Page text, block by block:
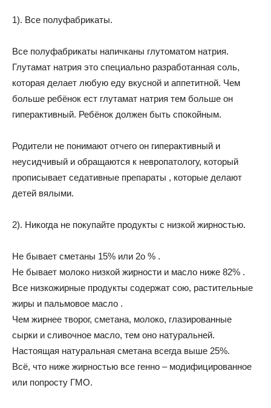
1). Все полуфабрикаты.
Все полуфабрикаты напичканы глутоматом натрия.
Глутамат натрия это специально разработанная соль,
которая делает любую еду вкусной и аппетитной. Чем
больше ребёнок ест глутамат натрия тем больше он
гиперактивный. Ребёнок должен быть спокойным.
Родители не понимают отчего он гиперактивный и
неусидчивый и обращаются к невропатологу, который
прописывает седативные препараты , которые делают
детей вялыми.
2). Никогда не покупайте продукты с низкой жирностью.
Не бывает сметаны 15% или 2о % .
Не бывает молоко низкой жирности и масло ниже 82% .
Все низкожирные продукты содержат сою, растительные
жиры и пальмовое масло .
Чем жирнее творог, сметана, молоко, глазированные
сырки и сливочное масло, тем оно натуральней.
Настоящая натуральная сметана всегда выше 25%.
Всё, что ниже жирностью все генно – модифицированное
или попросту ГМО.